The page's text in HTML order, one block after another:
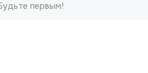
первым!